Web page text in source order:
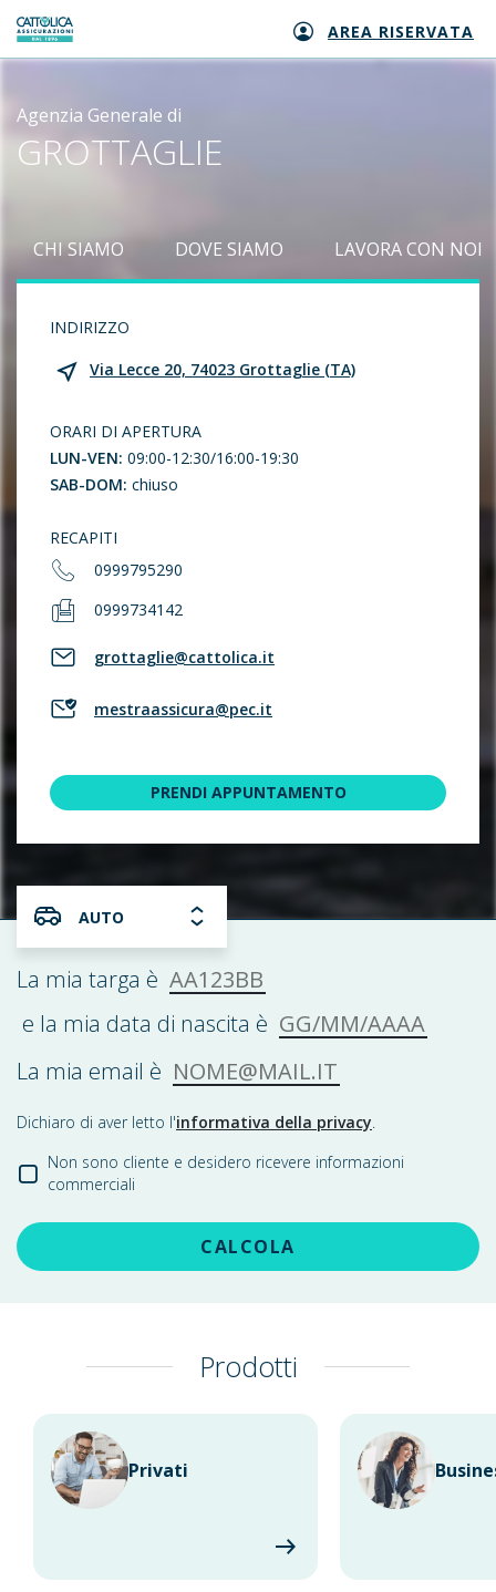
Generali logo AREA RISERVATA
Agenzia Generale di
GROTTAGLIE
CHI SIAMO DOVE SIAMO LAVORA CON NOI
INDIRIZZO
Via Lecce 20, 74023 Grottaglie (TA)
ORARI DI APERTURA
LUN-VEN: 09:00-12:30/16:00-19:30
SAB-DOM: chiuso
RECAPITI
0999795290
0999734142
grottaglie@cattolica.it
mestraassicura@pec.it
PRENDI APPUNTAMENTO
AUTO
La mia targa è AA123BB
e la mia data di nascita è GG/MM/AAAA
La mia email è NOME@MAIL.IT
Dichiaro di aver letto l'informativa della privacy.
Non sono cliente e desidero ricevere informazioni
commerciali
CALCOLA
Prodotti
Privati